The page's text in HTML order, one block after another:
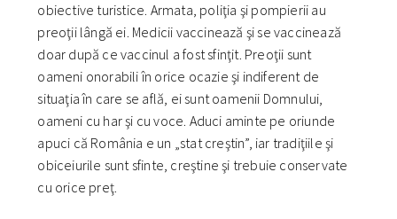
obiective turistice. Armata, poliţia şi pompierii au
preoţii lângă ei. Medicii vaccinează şi se vaccinează
doar după ce vaccinul a fost sfinţit. Preoţii sunt
oameni onorabili în orice ocazie şi indiferent de
situaţia în care se află, ei sunt oamenii Domnului,
oameni cu har şi cu voce. Aduci aminte pe oriunde
apuci că România e un „stat creştin”, iar tradiţiile şi
obiceiurile sunt sfinte, creştine şi trebuie conservate
cu orice preţ.